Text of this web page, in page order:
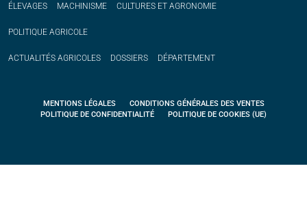
ÉLEVAGES MACHINISME CULTURES ET AGRONOMIE
POLITIQUE AGRICOLE
ACTUALITÉS AGRICOLES DOSSIERS DÉPARTEMENT
MENTIONS LÉGALES
CONDITIONS GÉNÉRALES DES VENTES
POLITIQUE DE CONFIDENTIALITÉ
POLITIQUE DE COOKIES (UE)